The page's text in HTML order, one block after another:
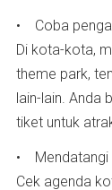
• Coba
Di kota-kota,
theme park,
lain-lain. Anda
tiket untuk
• Mendatangi
Cek agenda